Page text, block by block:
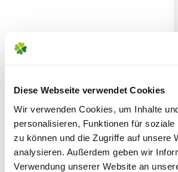
Diese Webseite verwendet Cookies
Wir verwenden Cookies, um Inhalte
personalisieren, Funktionen für soziale
zu können und die Zugriffe auf unsere
analysieren. Außerdem geben wir
Verwendung unserer Website an
14,95€
29,95€
SIENA GARDEN Pflanztisch
'Bill', natur
94,50